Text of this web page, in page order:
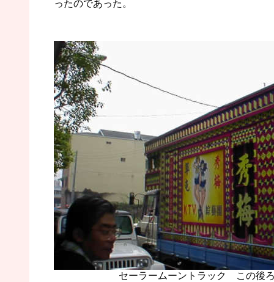
ったのであった。
セーラームーントラック この後